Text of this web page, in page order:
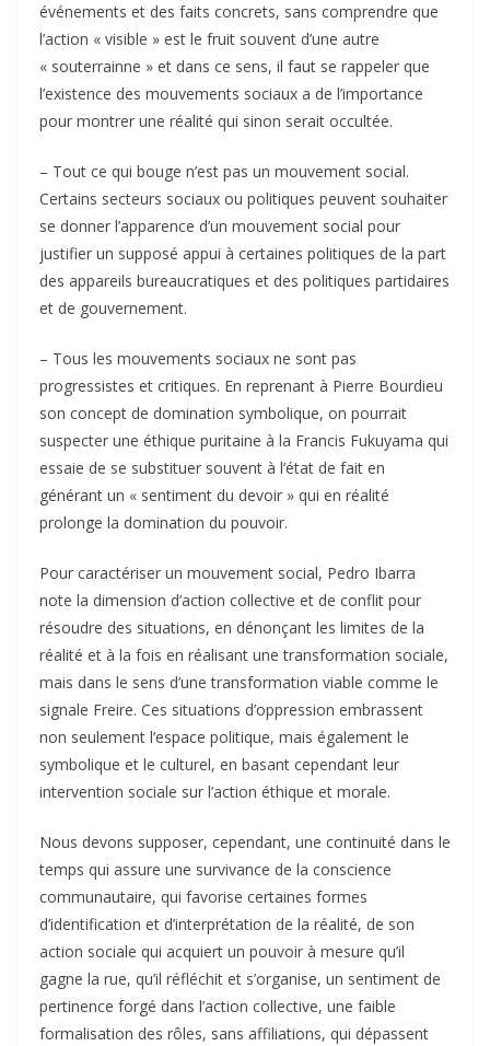
événements et des faits concrets, sans comprendre que
l’action « visible » est le fruit souvent d’une autre
« souterrainne » et dans ce sens, il faut se rappeler que
l’existence des mouvements sociaux a de l’importance
pour montrer une réalité qui sinon serait occultée.
– Tout ce qui bouge n’est pas un mouvement social.
Certains secteurs sociaux ou politiques peuvent souhaiter
se donner l’apparence d’un mouvement social pour
justifier un supposé appui à certaines politiques de la part
des appareils bureaucratiques et des politiques partidaires
et de gouvernement.
– Tous les mouvements sociaux ne sont pas
progressistes et critiques. En reprenant à Pierre Bourdieu
son concept de domination symbolique, on pourrait
suspecter une éthique puritaine à la Francis Fukuyama qui
essaie de se substituer souvent à l’état de fait en
générant un « sentiment du devoir » qui en réalité
prolonge la domination du pouvoir.
Pour caractériser un mouvement social, Pedro Ibarra
note la dimension d’action collective et de conflit pour
résoudre des situations, en dénonçant les limites de la
réalité et à la fois en réalisant une transformation sociale,
mais dans le sens d’une transformation viable comme le
signale Freire. Ces situations d’oppression embrassent
non seulement l’espace politique, mais également le
symbolique et le culturel, en basant cependant leur
intervention sociale sur l’action éthique et morale.
Nous devons supposer, cependant, une continuité dans le
temps qui assure une survivance de la conscience
communautaire, qui favorise certaines formes
d’identification et d’interprétation de la réalité, de son
action sociale qui acquiert un pouvoir à mesure qu’il
gagne la rue, qu’il réfléchit et s’organise, un sentiment de
pertinence forgé dans l’action collective, une faible
formalisation des rôles, sans affiliations, qui dépassent